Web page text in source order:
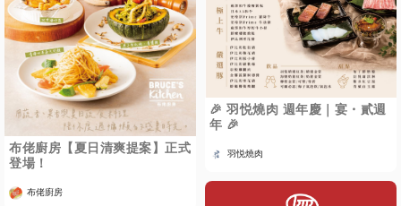
布佬廚房【夏日清爽提案】正式
登場！
布佬廚房
🎉 羽悦燒肉 週年慶｜宴・貳週
年 🎉
羽悦燒肉